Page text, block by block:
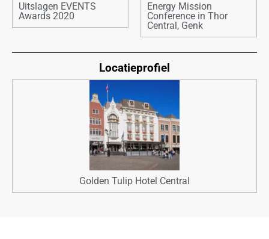
Uitslagen EVENTS
Awards 2020
Energy Mission
Conference in Thor
Central, Genk
Locatieprofiel
Golden Tulip Hotel Central